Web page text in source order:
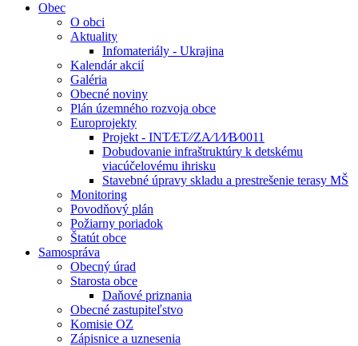
Obec
O obci
Aktuality
Infomateriály - Ukrajina
Kalendár akcií
Galéria
Obecné noviny
Plán územného rozvoja obce
Europrojekty
Projekt - INT⁄ET⁄⁄ZA⁄1⁄I⁄B⁄0011
Dobudovanie infraštruktúry k detskému
viacúčelovému ihrisku
Stavebné úpravy skladu a prestrešenie terasy MŠ
Monitoring
Povodňový plán
Požiarny poriadok
Štatút obce
Samospráva
Obecný úrad
Starosta obce
Daňové priznania
Obecné zastupiteľstvo
Komisie OZ
Zápisnice a uznesenia